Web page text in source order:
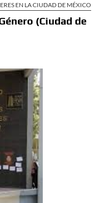
EN LA CIUDAD DE MÉXICO
(Ciudad de